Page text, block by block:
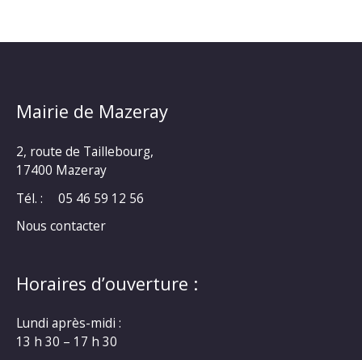
Mairie de Mazeray
2, route de Taillebourg,
17400 Mazeray
Tél. :
05 46 59 12 56
Nous contacter
Horaires d’ouverture :
Lundi après-midi :
13 h 30 – 17 h 30